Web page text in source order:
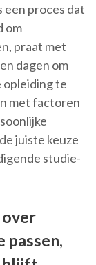
een proces dat
om
praat met
dagen om
opleiding te
met factoren
juiste keuze
studie-
passen,